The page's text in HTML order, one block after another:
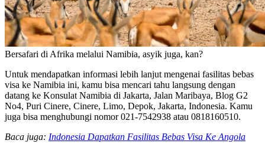
Bersafari di Afrika melalui Namibia, asyik juga, kan?
Untuk mendapatkan informasi lebih lanjut mengenai fasilitas bebas
visa ke Namibia ini, kamu bisa mencari tahu langsung dengan
datang ke Konsulat Namibia di Jakarta, Jalan Maribaya, Blog G2
No4, Puri Cinere, Cinere, Limo, Depok, Jakarta, Indonesia. Kamu
juga bisa menghubungi nomor 021-7542938 atau 0818160510.
Baca juga: Indonesia Dapatkan Fasilitas Bebas Visa Ke Angola